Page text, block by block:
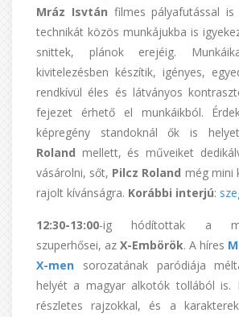
Mráz Isvtán filmes pályafutással
technikát közös munkájukba is
snittek, plánok erejéig.
kivitelezésben készítik, igényes,
rendkívül éles és látványos
fejezet érhető el munkáikból.
képregény standoknál ők is
Roland mellett, és műveiket
vásárolni, sőt, Pilcz Roland még mini
rajolt kívánságra. Korábbi interjú:
12:30-13:00-ig hódítottak a
szuperhősei, az X-Embörök. A híres
X-men sorozatának paródiája
helyét a magyar alkotók tollából is.
részletes rajzokkal, és a